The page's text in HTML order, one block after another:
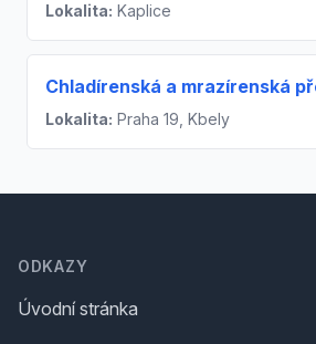
Lokalita: Kaplice
Chladírenská a mrazírenská
Lokalita: Praha 19, Kbely
ODKAZY
Úvodní stránka